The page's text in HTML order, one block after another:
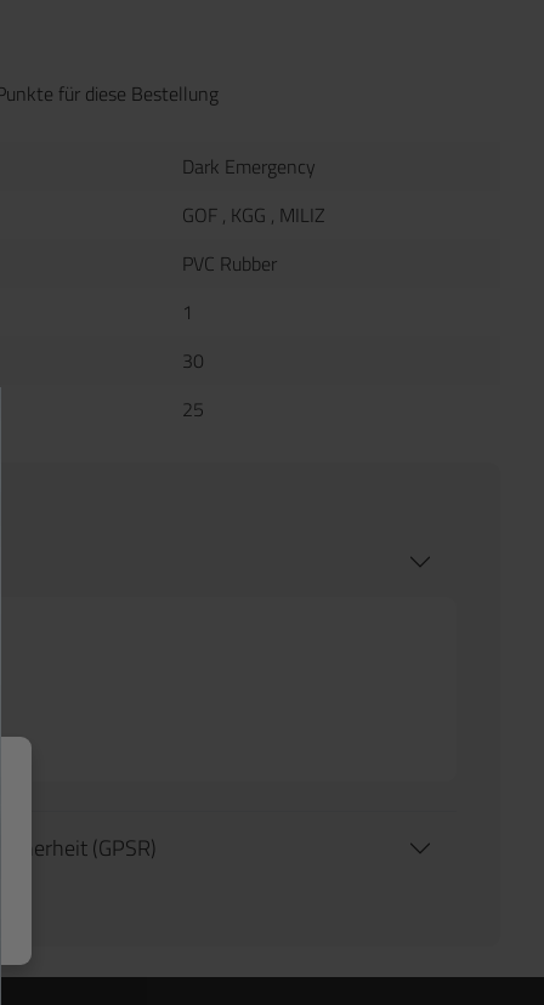
für diese Bestellung
Dark Emergency
GOF , KGG , MILIZ
PVC Rubber
1
30
25
(GPSR)